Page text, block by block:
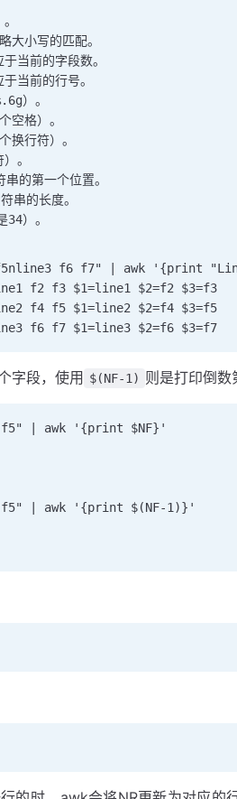
大小写的匹配。
当前的字段数。
当前的行号。
）。
空格）。
换行符）。
。
的第一个位置。
串的长度。
）。
f6 f7" | awk '{print
f2 f3 $1=line1 $2=f2 $3=f3
f4 f5 $1=line2 $2=f4 $3=f5
f6 f7 $1=line3 $2=f6 $3=f7
字段，使用 $(NF-1) 则是打印倒数
| awk '{print $NF}'
| awk '{print $(NF-1)}'